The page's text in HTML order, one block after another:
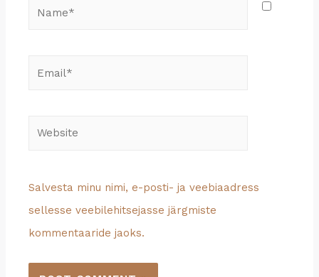
Salvesta minu nimi, e-posti- ja veebiaadress
sellesse veebilehitsejasse järgmiste
kommentaaride jaoks.